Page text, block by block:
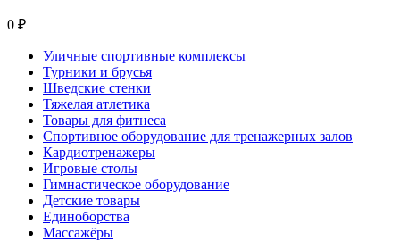
0 ₽
Уличные спортивные комплексы
Турники и брусья
Шведские стенки
Тяжелая атлетика
Товары для фитнеса
Спортивное оборудование для тренажерных залов
Кардиотренажеры
Игровые столы
Гимнастическое оборудование
Детские товары
Единоборства
Массажёры